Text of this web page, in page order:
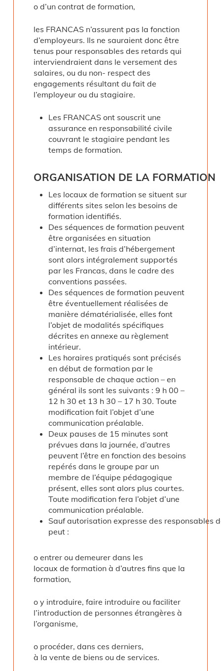
o d’un contrat de formation,
les FRANCAS n’assurent pas la fonction
d’employeurs. Ils ne sauraient donc être
tenus pour responsables des retards qui
interviendraient dans le versement des
salaires, ou du non- respect des
engagements résultant du fait de
l’employeur ou du stagiaire.
Les FRANCAS ont souscrit une
assurance en responsabilité civile
couvrant le stagiaire pendant les
temps de formation.
ORGANISATION DE LA FORMATION
Les locaux de formation se situent sur
différents sites selon les besoins de
formation identifiés.
Des séquences de formation peuvent
être organisées en situation
d’internat, les frais d’hébergement
sont alors intégralement supportés
par les Francas, dans le cadre des
conventions passées.
Des séquences de formation peuvent
être éventuellement réalisées de
manière dématérialisée, elles font
l’objet de modalités spécifiques
décrites en annexe au règlement
intérieur.
Les horaires pratiqués sont précisés
en début de formation par le
responsable de chaque action – en
général ils sont les suivants : 9 h 00 –
12 h 30 et 13 h 30 – 17 h 30. Toute
modification fait l’objet d’une
communication préalable.
Deux pauses de 15 minutes sont
prévues dans la journée, d’autres
peuvent l’être en fonction des besoins
repérés dans le groupe par un
membre de l’équipe pédagogique
présent, elles sont alors plus courtes.
Toute modification fera l’objet d’une
communication préalable.
Sauf autorisation expresse des responsables
peut :
o entrer ou demeurer dans les
locaux de formation à d’autres fins que la
formation,
o y introduire, faire introduire ou faciliter
l’introduction de personnes étrangères à
l’organisme,
o procéder, dans ces derniers,
à la vente de biens ou de services.